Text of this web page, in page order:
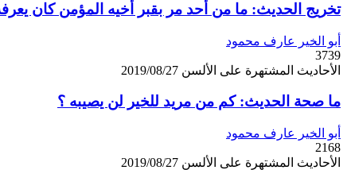
تخريج الحديث: ما من أحد مر بقبر أخيه المؤمن كان
أبو الخير عارف محمود
3739
الأحاديث المشتهرة على الألسن 2019/08/27
ما صحة الحديث: كم من مريد للخير لن يصيبه ؟
أبو الخير عارف محمود
2168
الأحاديث المشتهرة على الألسن 2019/08/27